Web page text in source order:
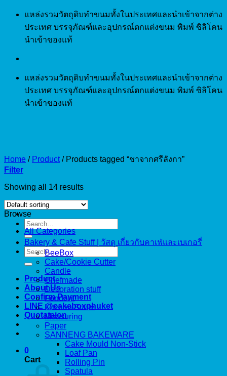
Skip
content
แหล่งรวมวัตถุดิบทำขนมทั้งในประเทศและนำเข้าจากต่าง
ประเทศ บรรจุภัณฑ์และอุปกรณ์ตกแต่งขนม พิมพ์ ซิลิโคน
นำเข้าของแท้
แหล่งรวมวัตถุดิบทำขนมทั้งในประเทศและนำเข้าจากต่าง
ประเทศ บรรจุภัณฑ์และอุปกรณ์ตกแต่งขนม พิมพ์ ซิลิโคน
นำเข้าของแท้
Search
for:
Search
for:
Product
About Us
Confirm Payment
LINE @cakeboxphuket
Quotataion
0
Cart
Home / Product /Products tagged “ชาจากศรีลังกา”
Filter
Showing all 14 results
Browse
All Categories
Bakery & Cafe Stuff | วัสดุ เกี่ยวกับคาเฟ่และเบเกอรี่
BeeBox
Cake/Cookie Cutter
Candle
Chefmade
Decoration stuff
Fondant
Kitchen Scale
Measuring
Paper
SANNENG BAKEWARE
Cake Mould Non-Stick
Loaf Pan
Rolling Pin
Spatula